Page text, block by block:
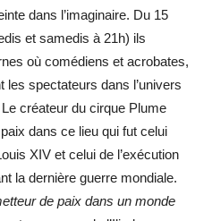
dans l’imaginaire. Du 15
et samedis à 21h) ils
où comédiens et acrobates,
spectateurs dans l’univers
créateur du cirque Plume
dans ce lieu qui fut celui
XIV et celui de l’exécution
la dernière guerre mondiale.
de paix dans un monde